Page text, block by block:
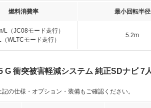
燃料消費率 最小回転半径
L（JC08モード走行）
WLTCモード走行）
5.2m
衝突被害軽減システム 純正SDナビ 7人
の仕様・オプション・装備もご確認ください。